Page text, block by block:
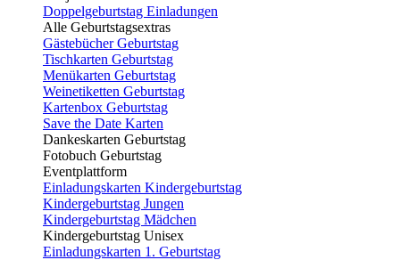
Doppelgeburtstag Einladungen
Alle Geburtstagsextras
Gästebücher Geburtstag
Tischkarten Geburtstag
Menükarten Geburtstag
Weinetiketten Geburtstag
Kartenbox Geburtstag
Save the Date Karten
Dankeskarten Geburtstag
Fotobuch Geburtstag
Eventplattform
Einladungskarten Kindergeburtstag
Kindergeburtstag Jungen
Kindergeburtstag Mädchen
Kindergeburtstag Unisex
Einladungskarten 1. Geburtstag